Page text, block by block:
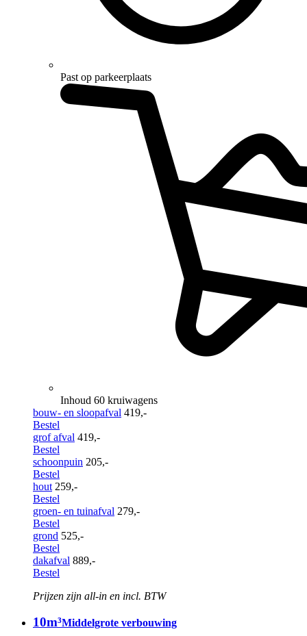
Past op parkeerplaats
Inhoud 60 kruiwagens
bouw- en sloopafval 419,-
Bestel
grof afval 419,-
Bestel
schoonpuin 205,-
Bestel
hout 259,-
Bestel
groen- en tuinafval 279,-
Bestel
grond 525,-
Bestel
dakafval 889,-
Bestel
Prijzen zijn all-in en incl. BTW
10m³Middelgrote verbouwing